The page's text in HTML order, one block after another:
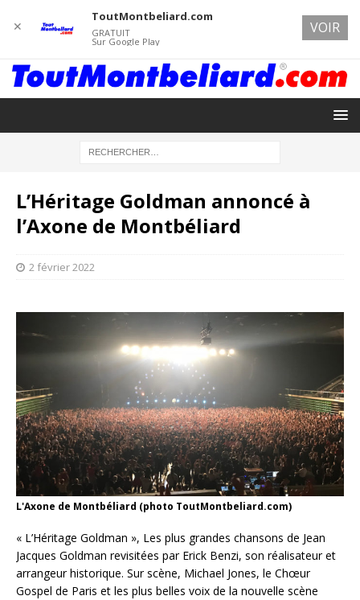
L’Héritage Goldman annoncé à
l’Axone de Montbéliard
2 février 2022
L'Axone de Montbéliard (photo ToutMontbeliard.com)
« L’Héritage Goldman », Les plus grandes chansons de Jean
Jacques Goldman revisitées par Erick Benzi, son réalisateur et
arrangeur historique. Sur scène, Michael Jones, le Chœur
Gospel de Paris et les plus belles voix de la nouvelle scène
✕
ToutMontbeliard.com
GRATUIT
Sur Google Play
VOIR